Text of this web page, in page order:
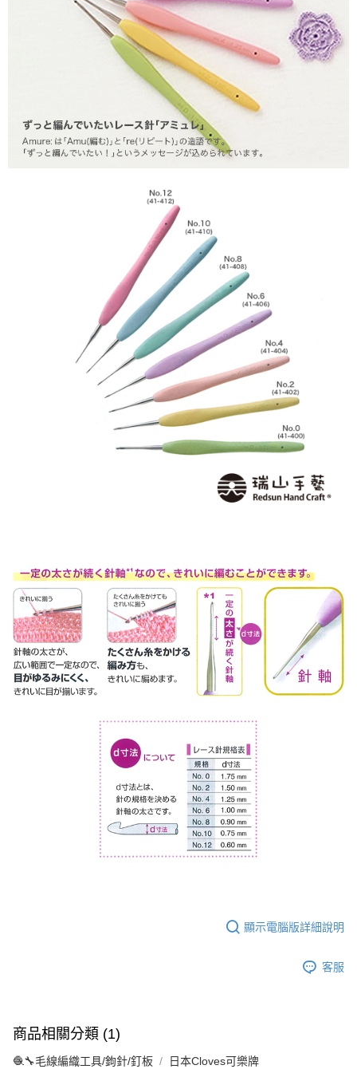
顯示電腦版詳細說明
客服
商品相關分類 (1)
🧶🔧毛線編織工具/鉤針/釘板 日本Cloves可樂牌